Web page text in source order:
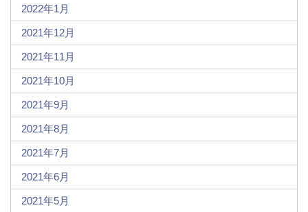
2022年1月
2021年12月
2021年11月
2021年10月
2021年9月
2021年8月
2021年7月
2021年6月
2021年5月